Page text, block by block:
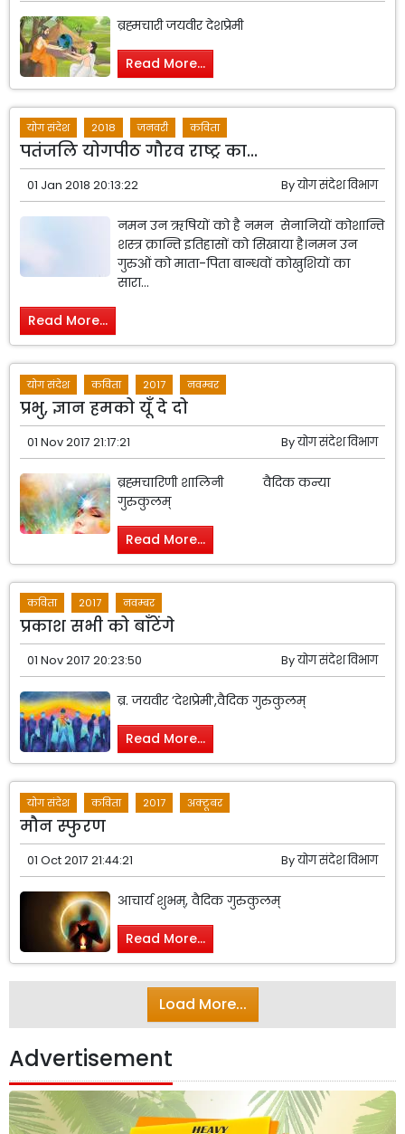
ब्रह्मचारी जयवीर देशप्रेमी
Read More...
योग संदेश 2018 जनवरी कविता
पतंजलि योगपीठ गौरव राष्ट्र का...
01 Jan 2018 20:13:22 Byयोग संदेश विभाग
नमन उन ऋषियों को है नमन सेनानियों कोशान्ति
शस्त्र क्रान्ति इतिहासों को सिखाया है।नमन उन
गुरुओं को माता-पिता बान्धवों कोखुशियों का
सारा...
Read More...
योग संदेश कविता 2017 नवम्बर
प्रभु, ज्ञान हमको यूँ दे दो
01 Nov 2017 21:17:21 Byयोग संदेश विभाग
ब्रह्मचारिणी शालिनी वैदिक कन्या
गुरुकुलम्
Read More...
कविता 2017 नवम्बर
प्रकाश सभी को बाँटेंगे
01 Nov 2017 20:23:50 Byयोग संदेश विभाग
ब्र. जयवीर ‘देशप्रेमी’,वैदिक गुरुकुलम्
Read More...
योग संदेश कविता 2017 अक्टूबर
मौन स्फुरण
01 Oct 2017 21:44:21 Byयोग संदेश विभाग
आचार्य शुभम्, वैदिक गुरुकुलम्
Read More...
Load More...
Advertisement